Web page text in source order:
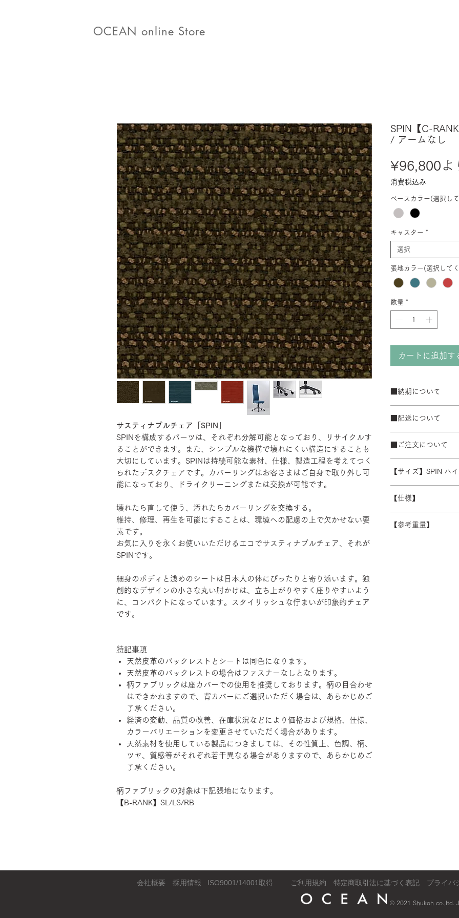
OCEAN online Store
サスティナブルチェア「SPIN」
SPINを構成するパーツは、それぞれ分解可能となっており、リサイクルす
ることができます。また、シンプルな機構で壊れにくい構造にすることも
大切にしています。SPINは持続可能な素材、仕様、製造工程を考えてつく
られたデスクチェアです。カバーリングはお客さまはご自身で取り外し可
能になっており、ドライクリーニングまたは交換が可能です。
壊れたら直して使う、汚れたらカバーリングを交換する。
維持、修理、再生を可能にすることは、環境への配慮の上で欠かせない要
素です。
お気に入りを永くお使いいただけるエコでサスティナブルチェア、それが
SPINです。
細身のボディと浅めのシートは日本人の体にぴったりと寄り添います。独
創的なデザインの小さな丸い肘かけは、立ち上がりやすく座りやすいよう
に、コンパクトになっています。スタイリッシュな佇まいが印象的チェア
です。
特記事項
天然皮革のバックレストとシートは同色になります。
天然皮革のバックレストの場合はファスナーなしとなります。
柄ファブリックは座カバーでの使用を推奨しております。柄の目合わせ
はできかねますので、背カバーにご選択いただく場合は、あらかじめご
了承ください。
経済の変動、品質の改善、在庫状況などにより価格および規格、仕様、
カラーバリエーションを変更させていただく場合があります。
天然素材を使用している製品につきましては、その性質上、色調、柄、
ツヤ、質感等がそれぞれ若干異なる場合がありますので、あらかじめご
了承ください。
柄ファブリックの対象は下記張地になります。
【B-RANK】SL/LS/RB
SPIN【C-
/ アームなし
¥96,800よ
消費税込み
ベースカラー(選択し
キャスター *
選択
張地カラー(選択して
数量 *
カートに追加す
■納期について
ブラック粉体塗
50台以上の場合は要
て納期が変動するこ
■配送について
配送エリアによって
※数量によって配送
ます。 離島・一部
受注生産の為、配
す。詳細なお時間帯
できない場合がござ
■ご注文について
ズ等)、キャンセル
さい。
【サイズ】SPIN ハ
【仕様】
シート：PP・モ
【参考重量】
会社概要 採用情報 ISO9001/14001取得 ​ご利用規約 特定商取引法に基づく表記 プライバ
© 2021 Shukoh co.,ltd.